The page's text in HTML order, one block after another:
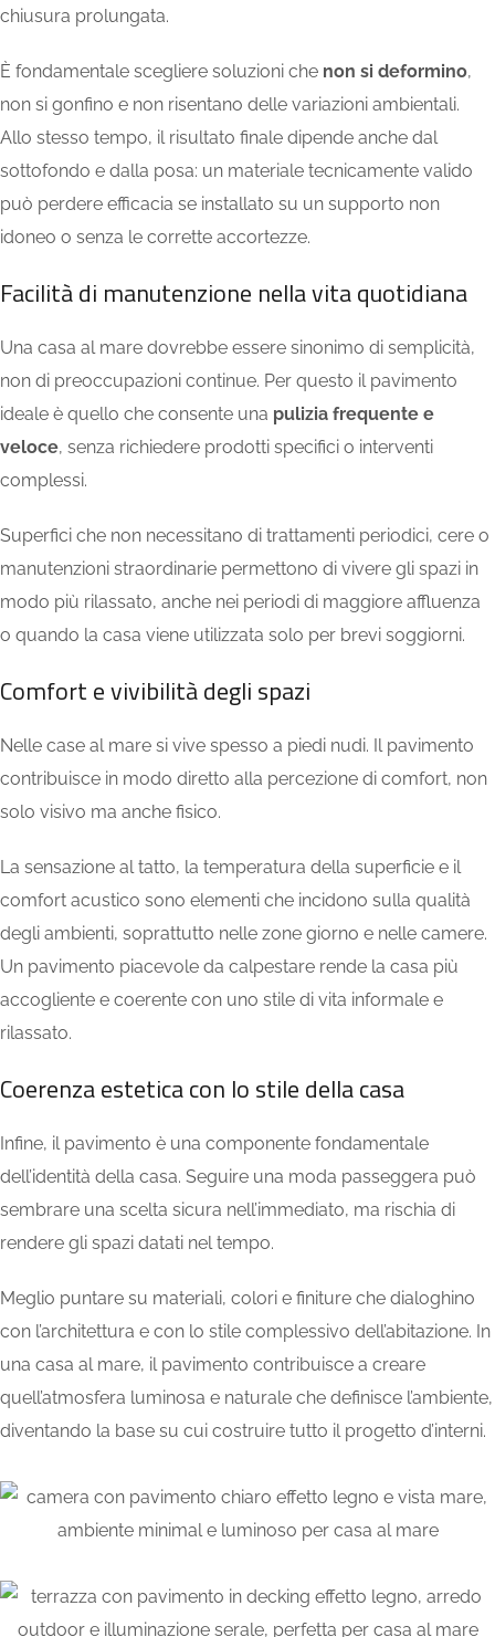
chiusura prolungata.
È fondamentale scegliere soluzioni che non si deformino,
non si gonfino e non risentano delle variazioni ambientali.
Allo stesso tempo, il risultato finale dipende anche dal
sottofondo e dalla posa: un materiale tecnicamente valido
può perdere efficacia se installato su un supporto non
idoneo o senza le corrette accortezze.
Facilità di manutenzione nella vita quotidiana
Una casa al mare dovrebbe essere sinonimo di semplicità,
non di preoccupazioni continue. Per questo il pavimento
ideale è quello che consente una pulizia frequente e
veloce, senza richiedere prodotti specifici o interventi
complessi.
Superfici che non necessitano di trattamenti periodici, cere o
manutenzioni straordinarie permettono di vivere gli spazi in
modo più rilassato, anche nei periodi di maggiore affluenza
o quando la casa viene utilizzata solo per brevi soggiorni.
Comfort e vivibilità degli spazi
Nelle case al mare si vive spesso a piedi nudi. Il pavimento
contribuisce in modo diretto alla percezione di comfort, non
solo visivo ma anche fisico.
La sensazione al tatto, la temperatura della superficie e il
comfort acustico sono elementi che incidono sulla qualità
degli ambienti, soprattutto nelle zone giorno e nelle camere.
Un pavimento piacevole da calpestare rende la casa più
accogliente e coerente con uno stile di vita informale e
rilassato.
Coerenza estetica con lo stile della casa
Infine, il pavimento è una componente fondamentale
dell’identità della casa. Seguire una moda passeggera può
sembrare una scelta sicura nell’immediato, ma rischia di
rendere gli spazi datati nel tempo.
Meglio puntare su materiali, colori e finiture che dialoghino
con l’architettura e con lo stile complessivo dell’abitazione. In
una casa al mare, il pavimento contribuisce a creare
quell’atmosfera luminosa e naturale che definisce l’ambiente,
diventando la base su cui costruire tutto il progetto d’interni.